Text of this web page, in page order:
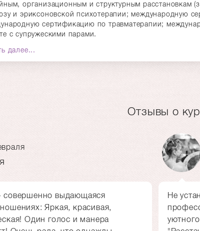
организационным и структурным расстановкам
и эриксоновской психотерапии; международную
сертификацию по травматерапии;
с супружескими парами.
далее...
Отзывы о
совершенно выдающаяся
Яркая, красивая,
Один голос и манера
Не